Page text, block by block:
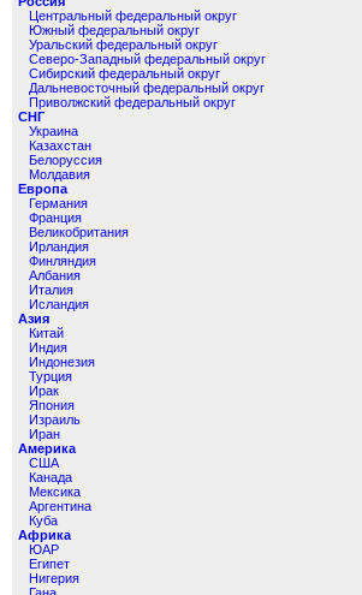
Центральный федеральный округ
Южный федеральный округ
Уральский федеральный округ
Северо-Западный федеральный округ
Сибирский федеральный округ
Дальневосточный федеральный округ
Приволжский федеральный округ
СНГ
Украина
Казахстан
Белоруссия
Молдавия
Европа
Германия
Франция
Великобритания
Ирландия
Финляндия
Албания
Италия
Исландия
Азия
Китай
Индия
Индонезия
Турция
Ирак
Япония
Израиль
Иран
Америка
США
Канада
Мексика
Аргентина
Куба
Африка
ЮАР
Египет
Нигерия